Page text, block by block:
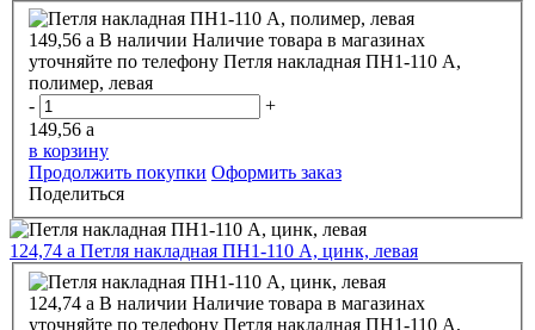
149,56 a В наличии Наличие товара в магазинах
уточняйте по телефону Петля накладная ПН1-110 А,
полимер, левая
-
+
149,56 a
в корзину
Продолжить покупки Оформить заказ
Поделиться
124,74 a Петля накладная ПН1-110 А, цинк, левая
124,74 a В наличии Наличие товара в магазинах
уточняйте по телефону Петля накладная ПН1-110 А,